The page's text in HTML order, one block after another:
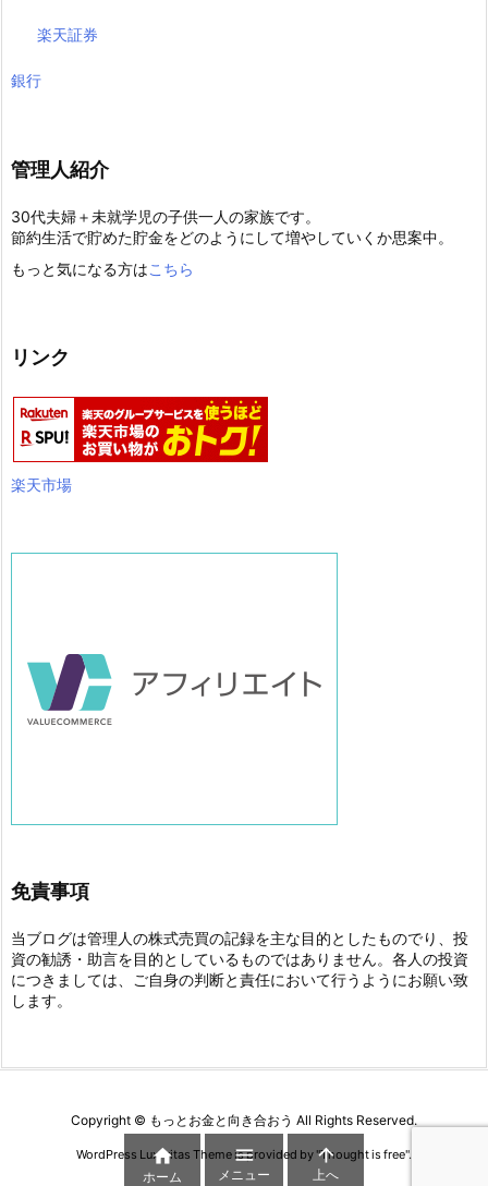
楽天証券
銀行
管理人紹介
30代夫婦＋未就学児の子供一人の家族です。
節約生活で貯めた貯金をどのようにして増やしていくか思案中。
もっと気になる方はこちら
リンク
楽天市場
免責事項
当ブログは管理人の株式売買の記録を主な目的としたものでり、投
資の勧誘・助言を目的としているものではありません。各人の投資
につきましては、ご自身の判断と責任において行うようにお願い致
します。
Copyright © もっとお金と向き合おう All Rights Reserved.
WordPress Luxeritas Theme is provided by "Thought is free".

ホーム

メニュー

上へ